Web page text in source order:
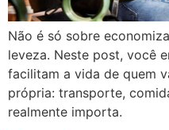
Não é só sobre
leveza. Neste post, você
facilitam a vida de quem
própria: transporte,
realmente importa.